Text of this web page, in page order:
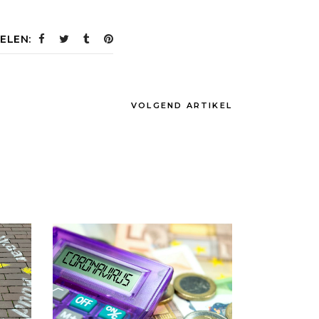
VOLGEND ARTIKEL